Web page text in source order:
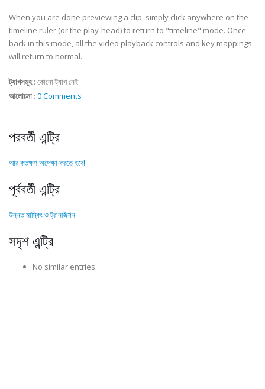
When you are done previewing a clip, simply click anywhere on the
timeline ruler (or the play-head) to return to "timeline" mode. Once
back in this mode, all the video playback controls and key mappings
will return to normal.
ট্যাগসমূহ: কোনো ট্যাগ নেই
আলোচনা : 0 Comments
পরবর্তী এন্ট্রি
আর কতক্ষণ অপেক্ষা করতে হবে!
পূর্ববর্তী এন্ট্রি
উন্নত মাস্কিং ও ট্রানজিশন
সদৃশ এন্ট্রি
No similar entries.